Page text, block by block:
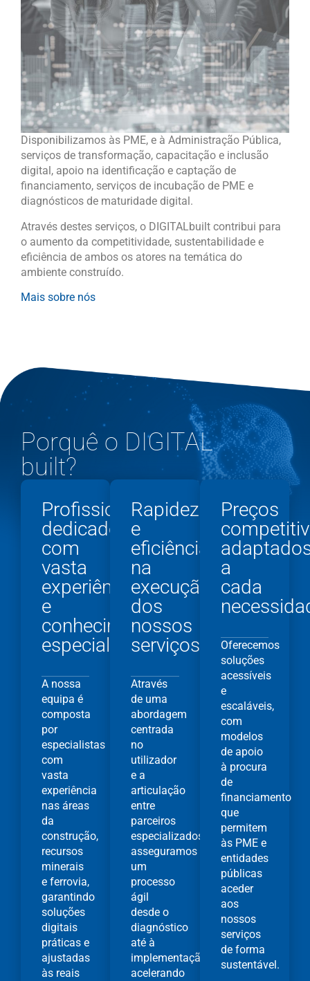
Disponibilizamos às PME, e à Administração Pública,
serviços de transformação, capacitação e inclusão
digital, apoio na identificação e captação de
financiamento, serviços de incubação de PME e
diagnósticos de maturidade digital.
Através destes serviços, o DIGITALbuilt contribui para
o aumento da competitividade, sustentabilidade e
eficiência de ambos os atores na temática do
ambiente construído.
Mais sobre nós
Porquê o DIGITAL
built?
Profissionais
dedicados,
com
vasta
experiência
e
conhecimento
especializado.
A nossa
equipa é
composta
por
especialistas
com
vasta
experiência
nas áreas
da
construção,
recursos
minerais
e ferrovia,
garantindo
soluções
digitais
práticas e
ajustadas
às reais
Rapidez
e
eficiência
na
execução
dos
nossos
serviços
Através
de uma
abordagem
centrada
no
utilizador
e a
articulação
entre
parceiros
especializados,
asseguramos
um
processo
ágil
desde o
diagnóstico
até à
implementação,
acelerando
Preços
a
cada
Oferecemos
soluções
acessíveis
e
escaláveis,
com
modelos
de apoio
à procura
de
financiamento
que
permitem
às PME e
entidades
públicas
aceder
aos
nossos
serviços
de forma
sustentável.